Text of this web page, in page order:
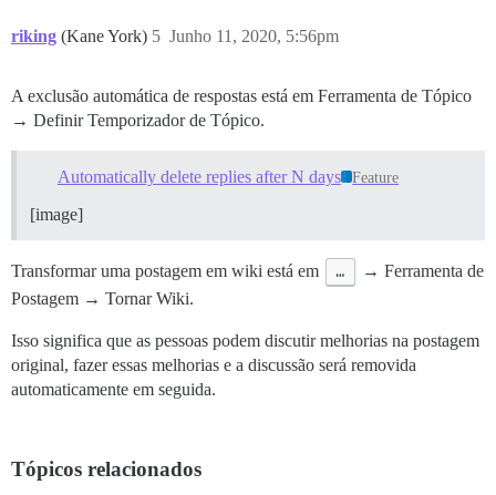
riking (Kane York) Junho 11, 2020, 5:56pm
5
A exclusão automática de respostas está em Ferramenta de Tópico
→ Definir Temporizador de Tópico.
Automatically delete replies after N days Feature
[image]
Transformar uma postagem em wiki está em …
→ Ferramenta de
Postagem → Tornar Wiki.
Isso significa que as pessoas podem discutir melhorias na postagem
original, fazer essas melhorias e a discussão será removida
automaticamente em seguida.
Tópicos relacionados